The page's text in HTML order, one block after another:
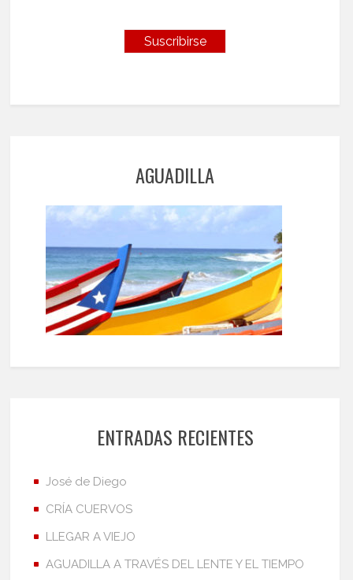
AGUADILLA
ENTRADAS RECIENTES
José de Diego
CRÍA CUERVOS
LLEGAR A VIEJO
AGUADILLA A TRAVÉS DEL LENTE Y EL TIEMPO